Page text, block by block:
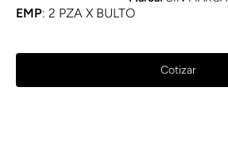
EMP: 2 PZA X BULTO
Cotizar